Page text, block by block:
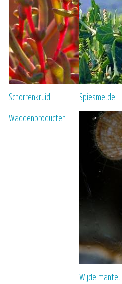
Schorrenkruid Spiesmelde
Waddenproducten
Wijde mantel